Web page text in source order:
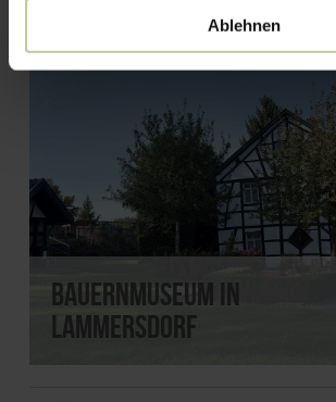
Ablehnen
Bauernmuseum in
Lammersdorf